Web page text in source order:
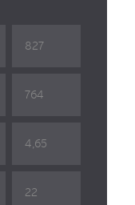
827
764
4,65
22